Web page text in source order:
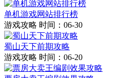
单机游戏网站排行榜
游戏攻略 时间：06-30
蜀山天下前期攻略
游戏攻略 时间：06-20